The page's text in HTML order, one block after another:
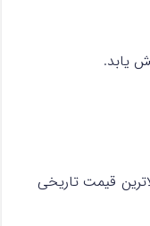
قیمت تاریخی